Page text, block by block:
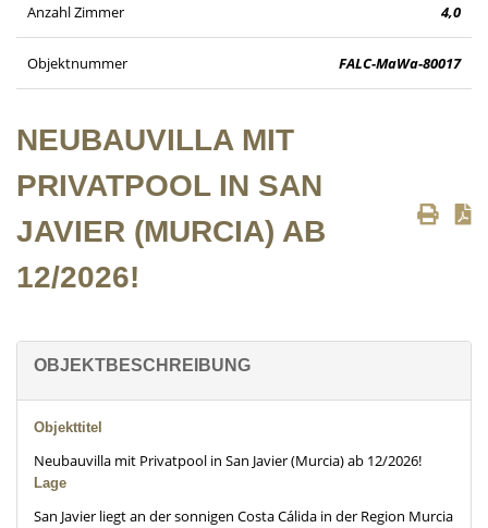
Anzahl Zimmer 4,0
Objektnummer FALC-MaWa-80017
NEUBAUVILLA MIT
PRIVATPOOL IN SAN
JAVIER (MURCIA) AB
12/2026!
OBJEKTBESCHREIBUNG
Objekttitel
Neubauvilla mit Privatpool in San Javier (Murcia) ab 12/2026!
Lage
San Javier liegt an der sonnigen Costa Cálida in der Region Murcia